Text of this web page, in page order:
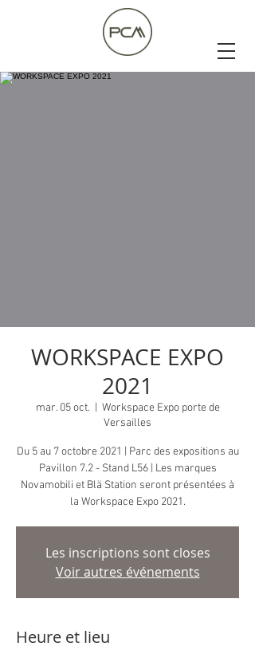
WORKSPACE EXPO
2021
mar. 05 oct.
Workspace Expo porte de
Versailles
Du 5 au 7 octobre 2021 | Parc des expositions au
Pavillon 7.2 - Stand L56 | Les marques
Novamobili et Blä Station seront présentées à
Les inscriptions sont closes
Voir autres événements
Heure et lieu